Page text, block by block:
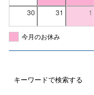
30 31 1
今月のお休み